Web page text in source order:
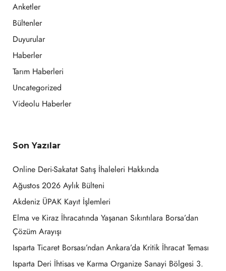
Anketler
Bültenler
Duyurular
Haberler
Tarım Haberleri
Uncategorized
Videolu Haberler
Son Yazılar
Online Deri-Sakatat Satış İhaleleri Hakkında
Ağustos 2026 Aylık Bülteni
Akdeniz ÜPAK Kayıt İşlemleri
Elma ve Kiraz İhracatında Yaşanan Sıkıntılara Borsa’dan
Çözüm Arayışı
Isparta Ticaret Borsası’ndan Ankara’da Kritik İhracat Teması
Isparta Deri İhtisas ve Karma Organize Sanayi Bölgesi 3.